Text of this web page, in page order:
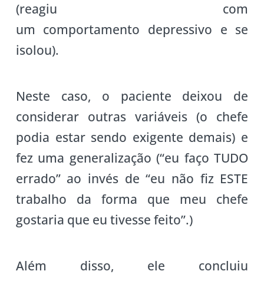
(reagiu com
um comportamento depressivo e se
isolou).
Neste caso, o paciente deixou de
considerar outras variáveis (o chefe
podia estar sendo exigente demais) e
fez uma generalização (“eu faço TUDO
errado” ao invés de “eu não fiz ESTE
trabalho da forma que meu chefe
gostaria que eu tivesse feito”.)
Além disso, ele concluiu